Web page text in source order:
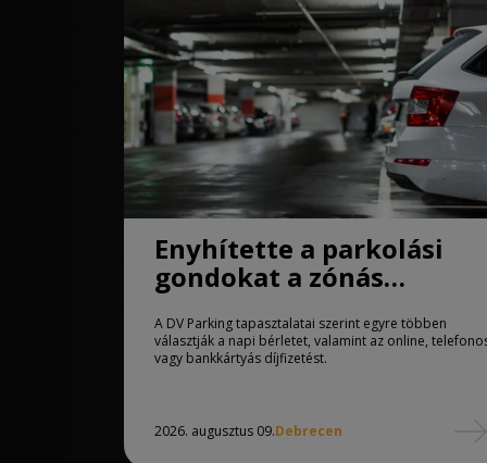
Enyhítette a parkolási
gondokat a zónás
rendszer Debrecenben
A DV Parking tapasztalatai szerint egyre többen
választják a napi bérletet, valamint az online,
vagy bankkártyás díjfizetést.
2026. augusztus 09.Debrecen